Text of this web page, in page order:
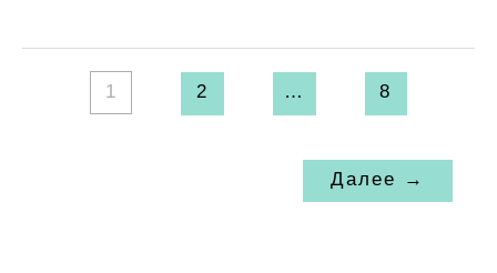
1 2 … 8
Далее →